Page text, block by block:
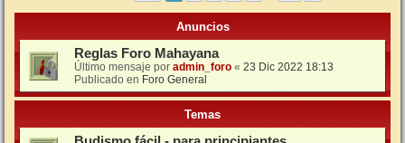
Anuncios
Reglas Foro Mahayana
Último mensaje por admin_foro « 23 Dic 2022 18:13
Publicado en Foro General
Temas